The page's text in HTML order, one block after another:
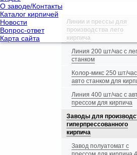
О заводе/Контакты
Каталог кирпичей
Новости
Вопрос-ответ
Карта сайта
Линии и прессы для
производства лего
кирпича
Линия 200 шт/час с
станком
Колор-микс 250 шт/
авто станком для
Линия 400 шт/час с
прессом для кирпича
Заводы для
гиперпрессованного
кирпича
Завод полуатомат с